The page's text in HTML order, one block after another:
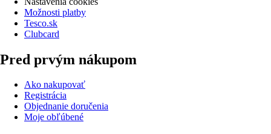
Možnosti platby
Tesco.sk
Clubcard
Pred prvým nákupom
Ako nakupovať
Registrácia
Objednanie doručenia
Moje obľúbené